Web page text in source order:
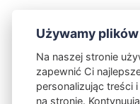
Kontakt
Używamy
Na naszej stronie
zapewnić Ci
personalizując treści
na stronie.